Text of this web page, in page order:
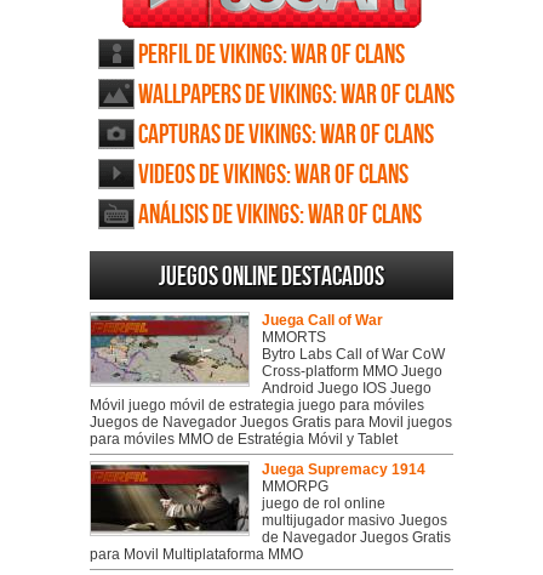
Perfil de Vikings: War of Clans
Wallpapers de Vikings: War of Clans
Capturas de Vikings: War of Clans
Videos de Vikings: War of Clans
Análisis de Vikings: War of Clans
Juegos online destacados
Juega Call of War
MMORTS
Bytro Labs Call of War CoW
Cross-platform MMO Juego
Android Juego IOS Juego
Móvil juego móvil de estrategia juego para móviles
Juegos de Navegador Juegos Gratis para Movil juegos
para móviles MMO de Estratégia Móvil y Tablet
Juega Supremacy 1914
MMORPG
juego de rol online
multijugador masivo Juegos
de Navegador Juegos Gratis
para Movil Multiplataforma MMO